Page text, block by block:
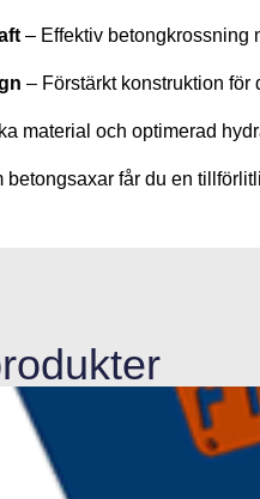
– Effektiv betongkrossning
– Förstärkt konstruktion
material och optimerad
betongsaxar får du en